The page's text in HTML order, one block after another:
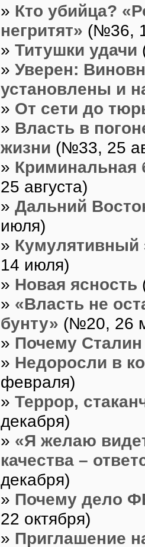
» Кто убийца?
негритят» (№36,
» Титушки удачи
» Уверен:
установлены и
» От сети до
» Власть в
жизни (№33, 25
» Криминальная
25 августа)
» Дальний
июля)
» Кумулятивный
14 июля)
» Новая ясность
» «Власть не
бунту» (№20, 26
» Почему
» Недоросли в
февраля)
» Террор,
декабря)
» «Я желаю
качества –
декабря)
» Почему дело
22 октября)
» Приглашение